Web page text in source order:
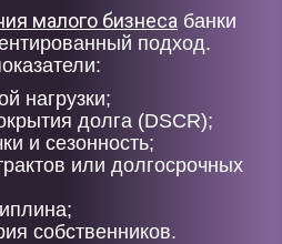
малого бизнеса банки
подход.
нагрузки;
долга (DSCR);
и сезонность;
или долгосрочных
собственников.